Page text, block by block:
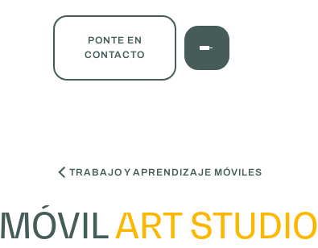
PONTE EN
CONTACTO
TRABAJO Y APRENDIZAJE MÓVILES
MÓVILART STUDIO